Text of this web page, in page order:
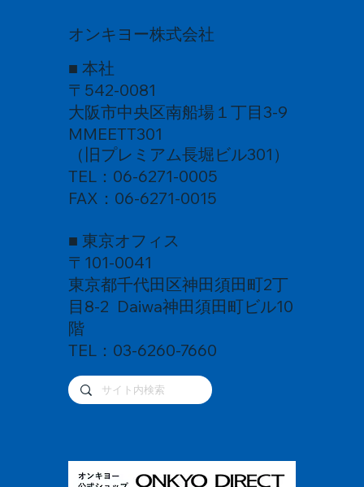
オンキヨー株式会社
■ 本社
〒542-0081
大阪市中央区南船場１丁目3-9
MMEETT301
（旧プレミアム長堀ビル301）
TEL：06-6271-0005
FAX：06-6271-0015
■ 東京オフィス
〒101-0041
東京都千代田区神田須田町2丁
目8-2 Daiwa神田須田町ビル10
階
TEL：03-6260-7660